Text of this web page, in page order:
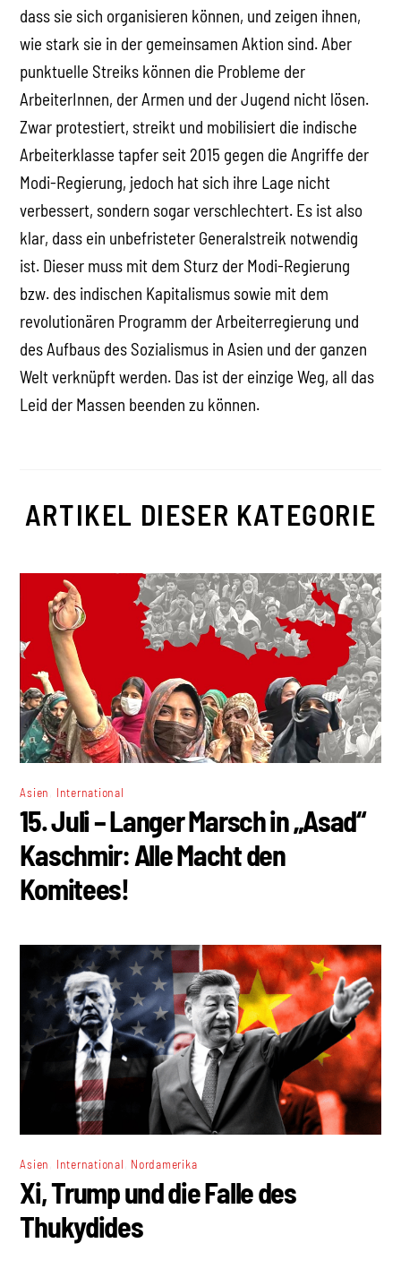
dass sie sich organisieren können, und zeigen ihnen,
wie stark sie in der gemeinsamen Aktion sind. Aber
punktuelle Streiks können die Probleme der
ArbeiterInnen, der Armen und der Jugend nicht lösen.
Zwar protestiert, streikt und mobilisiert die indische
Arbeiterklasse tapfer seit 2015 gegen die Angriffe der
Modi-Regierung, jedoch hat sich ihre Lage nicht
verbessert, sondern sogar verschlechtert. Es ist also
klar, dass ein unbefristeter Generalstreik notwendig
ist. Dieser muss mit dem Sturz der Modi-Regierung
bzw. des indischen Kapitalismus sowie mit dem
revolutionären Programm der Arbeiterregierung und
des Aufbaus des Sozialismus in Asien und der ganzen
Welt verknüpft werden. Das ist der einzige Weg, all das
Leid der Massen beenden zu können.
ARTIKEL DIESER KATEGORIE
Asien International
15. Juli – Langer Marsch in „Asad“
Kaschmir: Alle Macht den
Komitees!
Asien International Nordamerika
Xi, Trump und die Falle des
Thukydides